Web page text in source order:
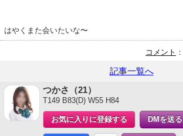
はやくまた会いたいな〜
コメント ：
記事一覧へ
つかさ（21）
T149 B83(D) W55 H84
お気に入りに登録する DMを送る